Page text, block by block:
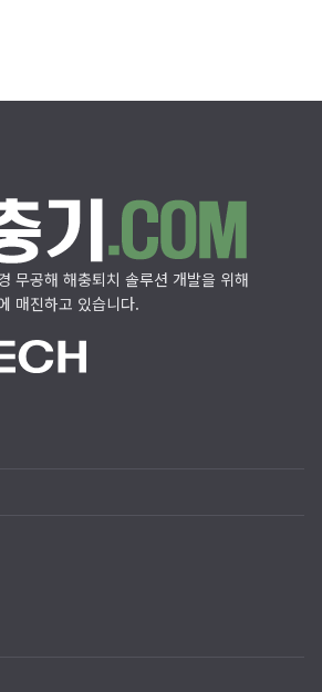
무공해 해충퇴치 솔루션 개발을 위해
매진하고 있습니다.